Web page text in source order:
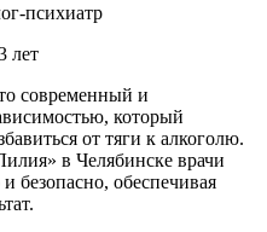
психиатр
лет
современный и
который
от тяги к алкоголю.
в Челябинске врачи
безопасно, обеспечивая